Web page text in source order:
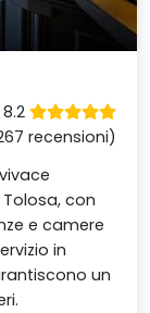
recensioni)
con
e camere
in
un